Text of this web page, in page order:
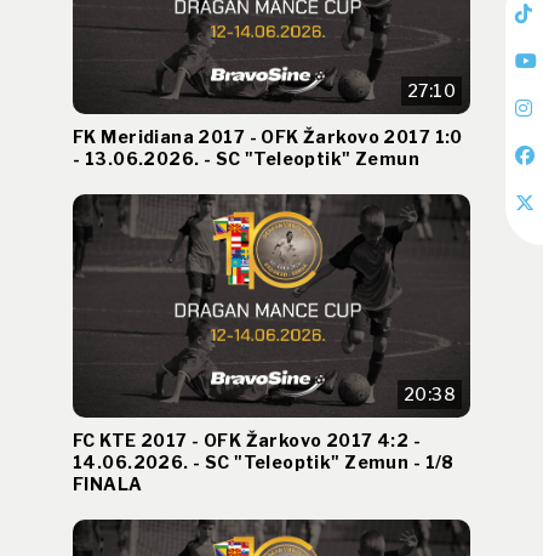
27:10
FK Meridiana 2017 - OFK Žarkovo 2017 1:0
- 13.06.2026. - SC "Teleoptik" Zemun
20:38
FC KTE 2017 - OFK Žarkovo 2017 4:2 -
14.06.2026. - SC "Teleoptik" Zemun - 1/8
FINALA